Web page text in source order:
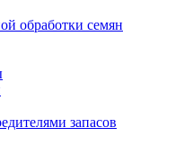
обработки семян
запасов